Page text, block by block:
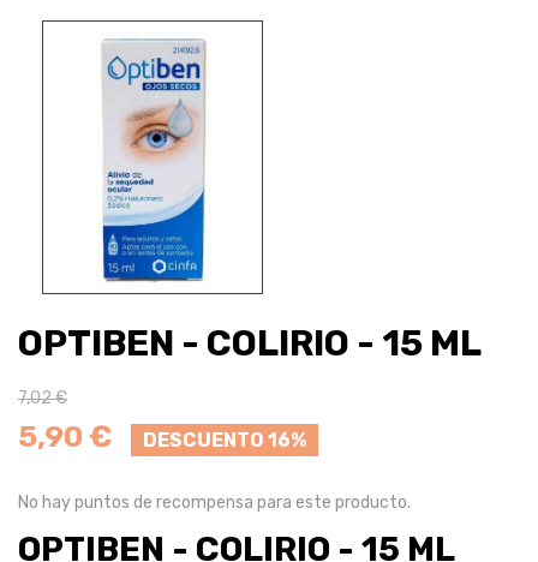
OPTIBEN - COLIRIO - 15 ML
7,02 €
5,90 € DESCUENTO 16%
No hay puntos de recompensa para este producto.
OPTIBEN - COLIRIO - 15 ML